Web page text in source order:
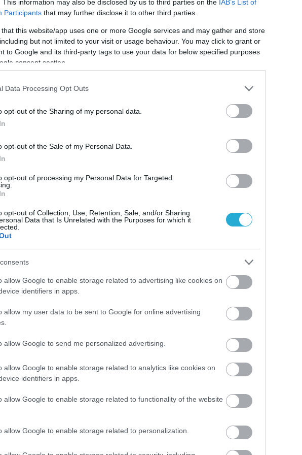
This information may also be disclosed by us to third parties on the IAB’s List of
Participants that may further disclose it to other third parties.
that this website/app uses one or more Google services and may gather and store
but not limited to your visit or usage behaviour. You may click to grant or
to Google and its third-party tags to use your data for below specified purposes
consent section.
Data Processing Opt Outs
opt-out of the Sharing of my personal data.
opt-out of the Sale of my Personal Data.
opt-out of processing my Personal Data for Targeted
opt-out of Collection, Use, Retention, Sale, and/or Sharing
Data that Is Unrelated with the Purposes for which it
allow Google to enable storage related to advertising like cookies on
identifiers in apps.
allow my user data to be sent to Google for online advertising
allow Google to send me personalized advertising.
allow Google to enable storage related to analytics like cookies on
identifiers in apps.
allow Google to enable storage related to functionality of the website
allow Google to enable storage related to personalization.
αντιπαράθεσης στον ευρύτερο χώρο
η τηλεοπτική ατάκα του στελέχους
Βάσια Αναστασίου για τονΑλέξης
να εξαπολύει σφοδρή δημόσια επίθεση
στο τηλεοπτικό πάνελ του Kontra:
κανά δυο φορές γιατί έχει βάψει το
η μπογιά»
και άνοιξε νέο γύρο πολιτικής
του ΣΥΡΙΖΑ και του ΠΑΣΟΚ.